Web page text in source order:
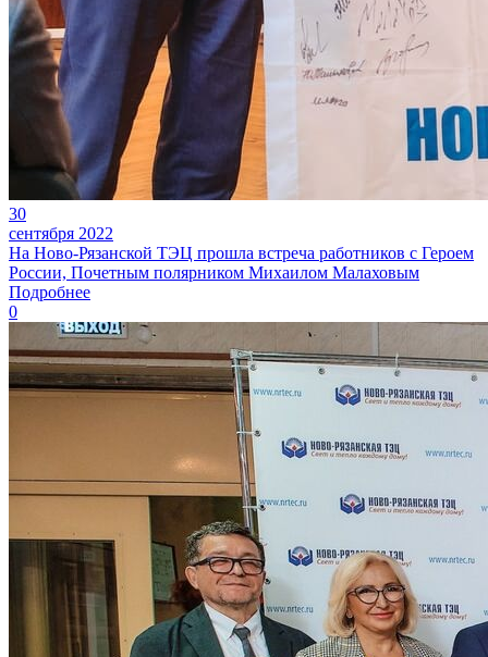
30
сентября 2022
На Ново-Рязанской ТЭЦ прошла встреча работников с Героем
России, Почетным полярником Михаилом Малаховым
Подробнее
0